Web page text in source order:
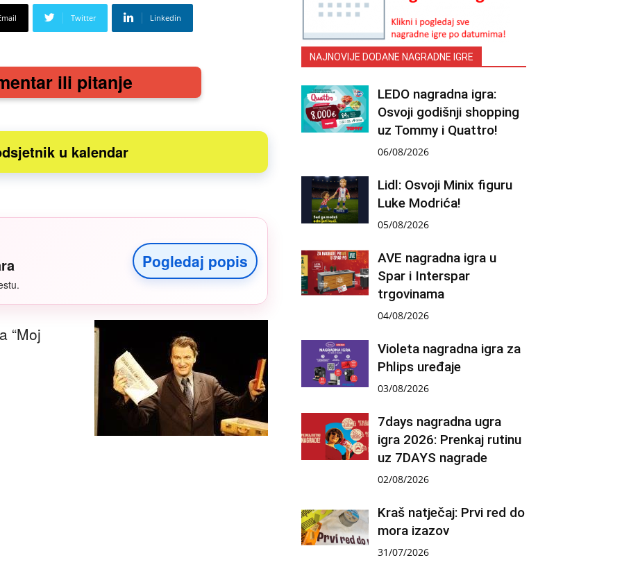
Twitter Linkedin
ili pitanje
u kalendar
Pogledaj popis
“Moj
NAJNOVIJE DODANE NAGRADNE IGRE
LEDO nagradna igra:
Osvoji godišnji shopping
uz Tommy i Quattro!
06/08/2026
Lidl: Osvoji Minix figuru
Luke Modrića!
05/08/2026
AVE nagradna igra u
Spar i Interspar
trgovinama
04/08/2026
Violeta nagradna igra za
Phlips uređaje
03/08/2026
7days nagradna ugra
igra 2026: Prenkaj rutinu
uz 7DAYS nagrade
02/08/2026
Kraš natječaj: Prvi red do
mora izazov
31/07/2026